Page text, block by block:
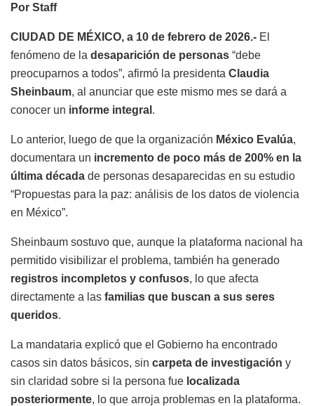
Por Staff
CIUDAD DE MÉXICO, a 10 de febrero de 2026.- El
fenómeno de la desaparición de personas “debe
preocuparnos a todos”, afirmó la presidenta Claudia
Sheinbaum, al anunciar que este mismo mes se dará a
conocer un informe integral .
Lo anterior, luego de que la organización México Evalúa,
documentara un incremento de poco más de 200% en la
última década de personas desaparecidas en su estudio
“Propuestas para la paz: análisis de los datos de violencia
en México”.
Sheinbaum sostuvo que, aunque la plataforma nacional ha
permitido visibilizar el problema, también ha generado
registros incompletos y confusos, lo que afecta
directamente a las familias que buscan a sus seres
queridos.
La mandataria explicó que el Gobierno ha encontrado
casos sin datos básicos, sin carpeta de investigación y
sin claridad sobre si la persona fue localizada
posteriormente, lo que arroja problemas en la plataforma.